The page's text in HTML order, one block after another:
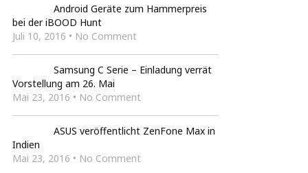
Android Geräte zum Hammerpreis
bei der iBOOD Hunt
Juli 10, 2016 • No Comment
Samsung C Serie – Einladung verrät
Vorstellung am 26. Mai
Mai 23, 2016 • No Comment
ASUS veröffentlicht ZenFone Max in
Indien
Mai 23, 2016 • No Comment